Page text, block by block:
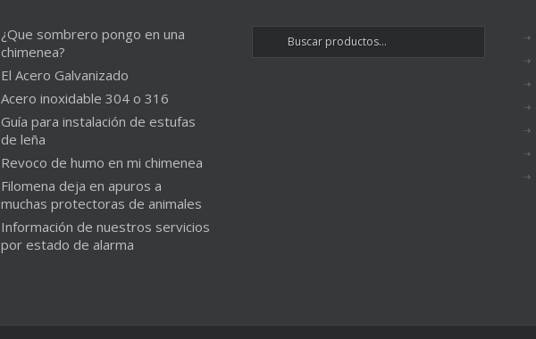
¿Que sombrero pongo en una
chimenea?
El Acero Galvanizado
Acero inoxidable 304 o 316
Guía para instalación de estufas
de leña
Revoco de humo en mi chimenea
Filomena deja en apuros a
muchas protectoras de animales
Información de nuestros servicios
por estado de alarma